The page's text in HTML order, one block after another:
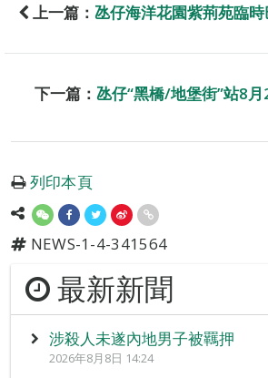
上一篇： 氹仔海洋花園紫荊苑臨
下一篇： 氹仔“黑橋/地堡街”站8
列印本頁
NEWS-1-4-341564
最新新聞
涉殺人未遂內地男子被羈押
2026年8月8日 14:24